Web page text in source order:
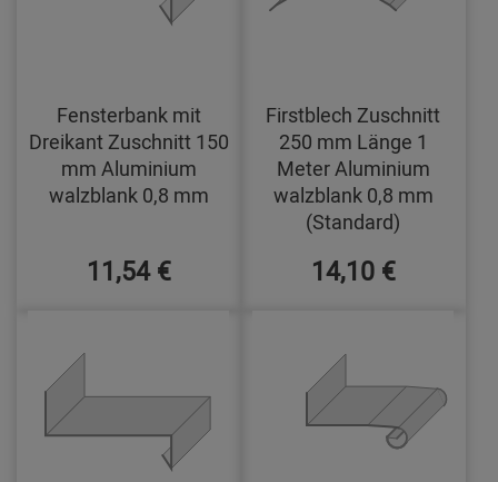
Fensterbank mit
Dreikant Zuschnitt 150
mm Aluminium
walzblank 0,8 mm
11,54 €
Firstblech Zuschnitt
250 mm Länge 1
Meter Aluminium
walzblank 0,8 mm
(Standard)
14,10 €